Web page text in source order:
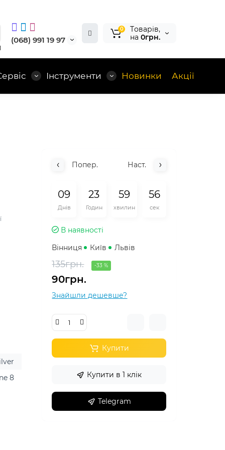
(068) 991 19 97
0
Tоварів,
на 0грн.
Інструменти Новинки Акції
8
Попер. Наст.
09
Днів
23
Годин
59
хвилин
55
сек
В наявності
Вінниця
Київ Львів
135грн. -33 %
90грн.
Знайшли дешевше?
Купити
Купити в 1 клік
Telegram